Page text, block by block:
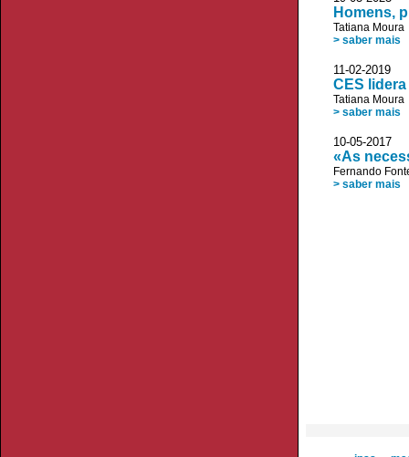
Homens,
Tatiana Moura
> saber mais
11-02-
CES
Tatiana Moura
> saber mais
10-05-2017
«As
Fernando
> saber mais